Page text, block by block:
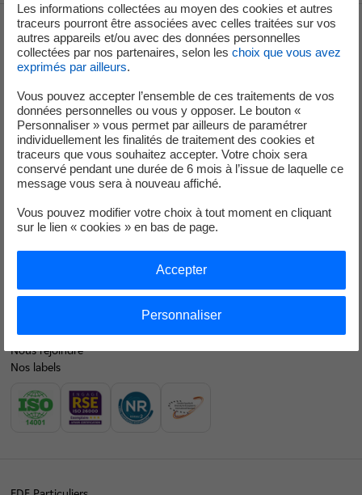
Groupe
Je déménage
Faire des économies d’énergie
Décarboner vos territoires
Contacts
EDF en bref
Nous rejoindre
Nos labels
Les informations collectées au moyen des cookies et autres
traceurs pourront être associées avec celles traitées sur vos
autres appareils et/ou avec des données personnelles
collectées par nos partenaires, selon les choix que vous avez
exprimés par ailleurs.
Vous pouvez accepter l’ensemble de ces traitements de vos
données personnelles ou vous y opposer. Le bouton «
Personnaliser » vous permet par ailleurs de paramétrer
individuellement les finalités de traitement des cookies et
traceurs que vous souhaitez accepter. Votre choix sera
conservé pendant une durée de 6 mois à l’issue de laquelle ce
message vous sera à nouveau affiché.
Vous pouvez modifier votre choix à tout moment en cliquant
sur le lien « cookies » en bas de page.
Personnaliser
Accepter